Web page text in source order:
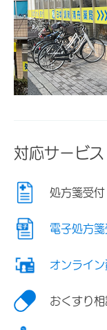
対応サービス
処方箋受付
電子処方
オンライ
おくすり相